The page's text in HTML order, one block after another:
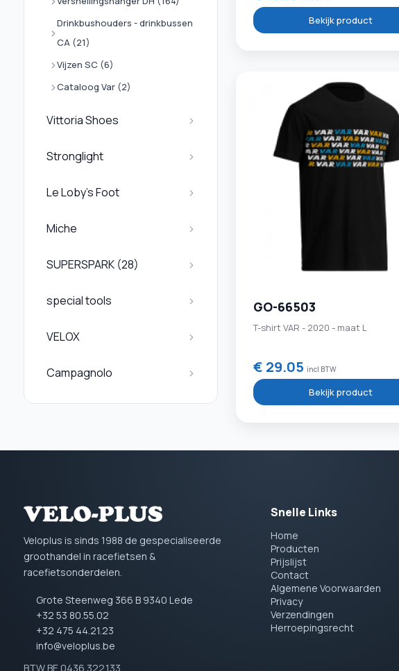
Drinkbushouders - drinkbussen
CA (21)
Vijzen SC (6)
Cataloog Var (2)
Vittoria Shoes
Stronglight
Le Loby's Foot
Miche
SUPERSPARK (28)
special tools
VELOX
Campagnolo
Bekijk product
GO-66503
T-shirt VAR - 2020 - maat L
€ 29.05 incl BTW
Bekijk product
Veloplus is sinds 1988 de gespecialiseerde
groothandel in racefietsen &
racefietsonderdelen.
Grote Steenweg 366 B 9340 Lede
+32 53 80.55.02
+32 475 44.21.23
info@veloplus.be
BTW BE 0436.322.133
Snelle Links
Home
Producten
Prijslijst
Contact
Algemene Voorwaarden
Privacy
Verzendingen
Herroepingsrecht